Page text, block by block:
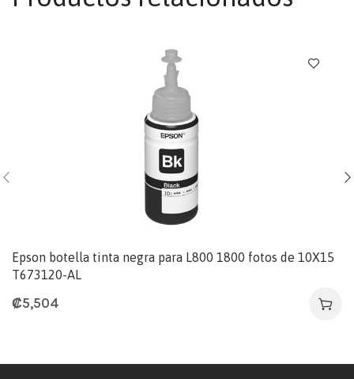
Epson botella tinta negra para L800 1800 fotos de 10X15
T673120-AL
₡5,504